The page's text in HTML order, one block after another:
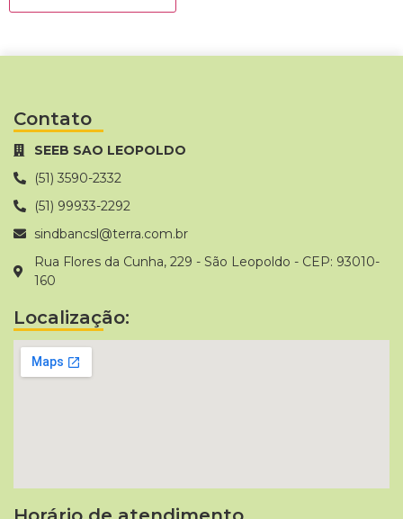
Contato
SEEB SAO LEOPOLDO
(51) 3590-2332
(51) 99933-2292
sindbancsl@terra.com.br
Rua Flores da Cunha, 229 - São Leopoldo - CEP: 93010-
160
Localização: